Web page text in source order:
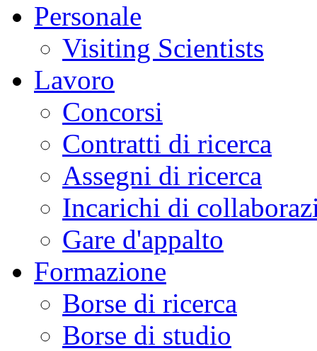
Personale
Visiting Scientists
Lavoro
Concorsi
Contratti di ricerca
Assegni di ricerca
Incarichi di
Gare d'appalto
Formazione
Borse di ricerca
Borse di studio